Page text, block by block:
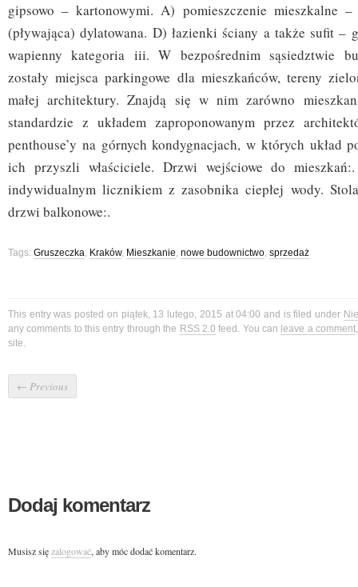
gipsowo – kartonowymi. A) pomieszczenie mieszkalne –
(pływająca) dylatowana. D) łazienki ściany a także sufit –
wapienny kategoria iii. W bezpośrednim sąsiedztwie
zostały miejsca parkingowe dla mieszkańców, tereny
małej architektury. Znajdą się w nim zarówno
standardzie z układem zaproponowanym przez
penthouse’y na górnych kondygnacjach, w których układ
ich przyszli właściciele. Drzwi wejściowe do
indywidualnym licznikiem z zasobnika ciepłej wody.
drzwi balkonowe:.
Tags: Gruszeczka, Kraków, Mieszkanie, nowe budownictwo, sprzedaż
This entry was posted on piątek, 13 lutego, 2015 at 04:00 and is filed under
any comments to this entry through the RSS 2.0 feed. You can leave a comment
site.
← Previous
Dodaj komentarz
Musisz sięzalogować, aby móc dodać komentarz.